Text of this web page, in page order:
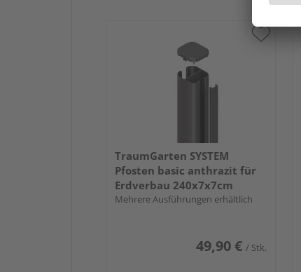
TraumGarten SYSTEM
Pfosten basic anthrazit für
Erdverbau 240x7x7cm
Mehrere Ausführungen erhältlich
49,90 € / Stk.